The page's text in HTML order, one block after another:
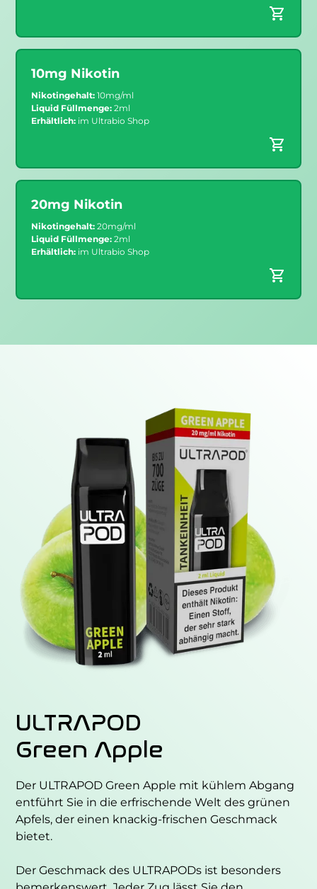
10mg Nikotin
Nikotingehalt: 10mg/ml
Liquid Füllmenge: 2ml
Erhältlich: im Ultrabio Shop
20mg Nikotin
Nikotingehalt: 20mg/ml
Liquid Füllmenge: 2ml
Erhältlich: im Ultrabio Shop
ULTRAPOD
Green Apple
Der ULTRAPOD Green Apple mit kühlem Abgang
entführt Sie in die erfrischende Welt des grünen
Apfels, der einen knackig-frischen Geschmack
bietet.
Der Geschmack des ULTRAPODs ist besonders